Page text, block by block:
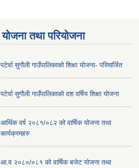
योजना तथा परियोजना
पटेर्वा सुगौली गाउँपालिकाको शिक्षा योजना- परिमार्जित
पटेर्वा सुगौली गाउँपालिकाको दश वर्षिय शिक्षा योजना
आर्थिक वर्ष २०८१/०८२ को वार्षिक योजना तथा
कार्यक्रमहरु
आ.व २०८०/०८१ को वार्षिक बजेट योजना तथा